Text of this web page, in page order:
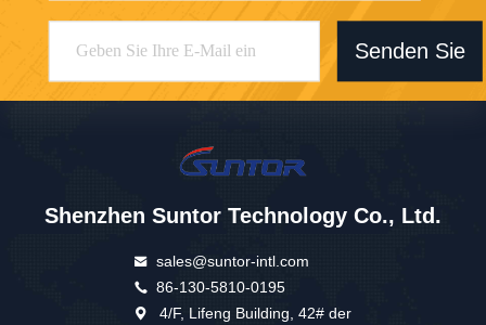
Senden Sie
Shenzhen Suntor Technology Co., Ltd.
sales@suntor-intl.com
86-130-5810-0195
4/F, Lifeng Building, 42# der